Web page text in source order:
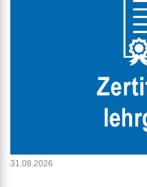
31.08.2026